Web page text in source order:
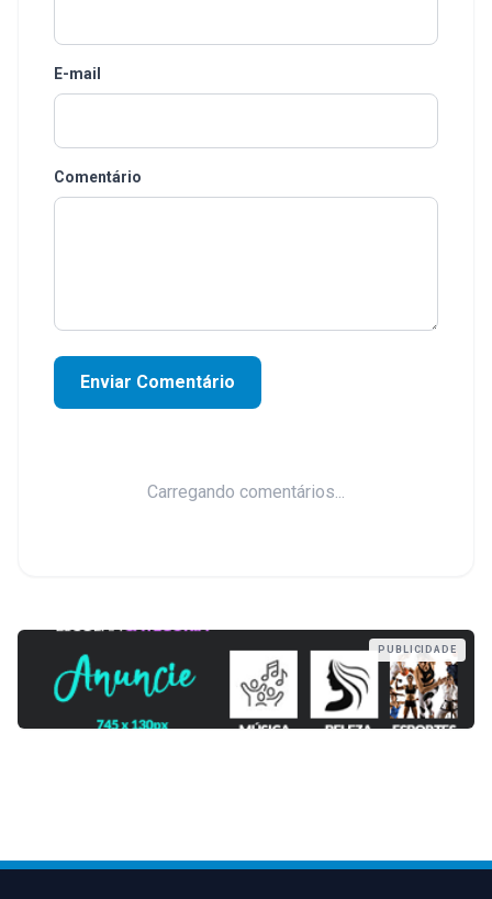
E-mail
Comentário
Enviar Comentário
Carregando comentários...
PUBLICIDADE